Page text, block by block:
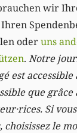
wir
oderuns
. Notre
est accessible
que grâce
Si
choisissez le